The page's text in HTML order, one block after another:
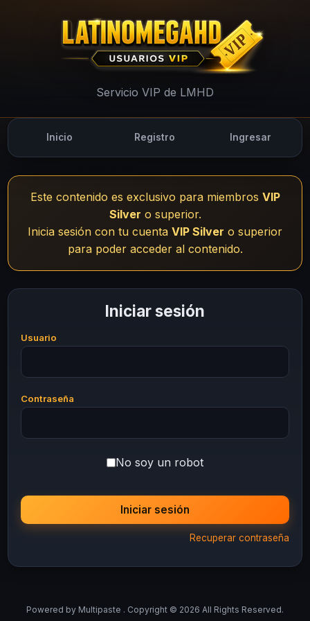
UsuariosVIP - LMHD
Servicio VIP de LMHD
Inicio Registro Ingresar
Este contenido es exclusivo para miembros VIP
Silver o superior.
Inicia sesión con tu cuenta VIP Silver o superior
para poder acceder al contenido.
Iniciar sesión
Usuario
Contraseña
No soy un robot
Iniciar sesión
Recuperar contraseña
Powered by Multipaste . Copyright © 2026 All Rights Reserved.